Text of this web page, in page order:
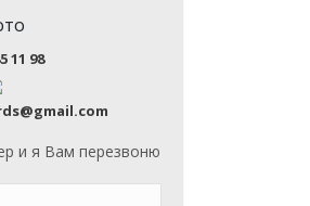
11 98
и я Вам перезвоню